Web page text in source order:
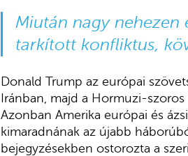
Miután nagy nehezen
tarkított konfliktus,
Donald Trump az európai
Iránban, majd a Hormuzi-szoros
Azonban Amerika európai és
kimaradnának az újabb
bejegyzésekben ostorozta a